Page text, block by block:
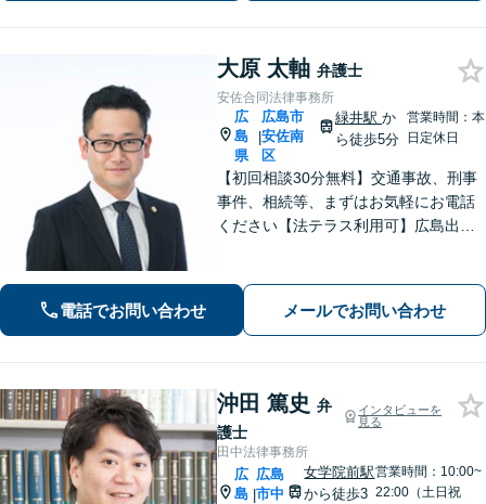
対応します【紙屋町東駅1分】
大原 太軸 弁護士
安佐合同法律事務所
広
島
県
|
広島市
安佐南
区
緑井駅 か
ら徒歩5分
営業時間：本
日定休日
【初回相談30分無料】交通事故、刑事
事件、相続等、まずはお気軽にお電話
ください【法テラス利用可】広島出
談者さまのお悩みを丁寧にヒアリング
し、徹底的に問題解決へあたります！
電話でお問い合わせ メールでお問い合わせ
沖田 篤史 弁
護士
インタビューを
見る
田中法律事務所
広
島 |
広島
市中
女学院前駅
から徒歩3
営業時間：10:00~
22:00（土日祝